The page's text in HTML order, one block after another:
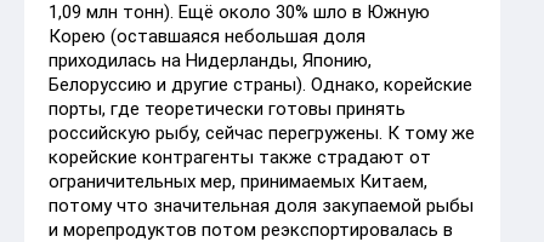
1,09 млн тонн). Ещё около 30% шло в Южную
Корею (оставшаяся небольшая доля
приходилась на Нидерланды, Японию,
Белоруссию и другие страны). Однако, корейские
порты, где теоретически готовы принять
российскую рыбу, сейчас перегружены. К тому же
корейские контрагенты также страдают от
ограничительных мер, принимаемых Китаем,
потому что значительная доля закупаемой рыбы
и морепродуктов потом реэкспортировалась в